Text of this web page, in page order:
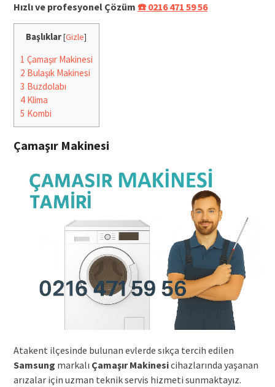
Hızlı ve profesyonel Çözüm ☎️ 0216 471 59 56
Başlıklar[Gizle]
1 Çamaşır Makinesi
2 Bulaşık Makinesi
3 Buzdolabı
4Klima
5 Kombi
Çamaşır Makinesi
Atakent ilçesinde bulunan evlerde sıkça tercih edilen
Samsung markalı Çamaşır Makinesicihazlarında yaşanan
arızalar için uzman teknik servis hizmeti sunmaktayız.